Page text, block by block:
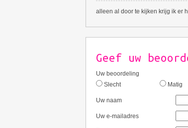
alleen al door te kijken krijg ik er
Geef uw
Uw beoordeling
Slecht
Matig
Uw naam
Uw e-mailadres